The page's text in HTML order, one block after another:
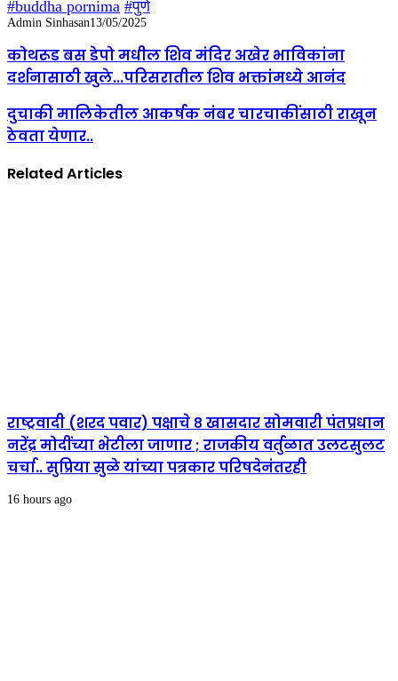
#buddha pornima #पुणे
Admin Sinhasan13/05/2025
कोथरूड बस डेपो मधील शिव मंदिर अखेर भाविकांना
दर्शनासाठी खुले...परिसरातील शिव भक्तांमध्ये आनंद
दुचाकी मालिकेतील आकर्षक नंबर चारचाकींसाठी राखून
ठेवता येणार..
Related Articles
राष्ट्रवादी (शरद पवार) पक्षाचे ८ खासदार सोमवारी पंतप्रधान
नरेंद्र मोदींच्या भेटीला जाणार ; राजकीय वर्तुळात उलटसुलट
चर्चा.. सुप्रिया सुळे यांच्या पत्रकार परिषदेनंतरही
16 hours ago